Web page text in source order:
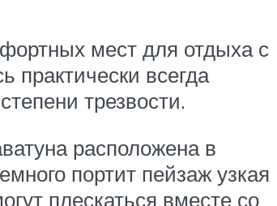
мест для отдыха с
практически всегда
трезвости.
расположена в
портит пейзаж узкая
плескаться вместе со